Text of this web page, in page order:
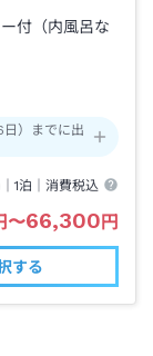
付（内風呂な
）までに出
1泊 ｜消費税込
〜66,300 円
する